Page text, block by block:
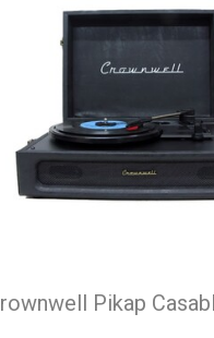
Pikap Çantalı